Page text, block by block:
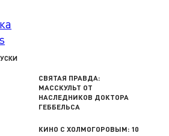
СВЯТАЯ ПРАВДА:
МАССКУЛЬТ ОТ
НАСЛЕДНИКОВ ДОКТОРА
ГЕББЕЛЬСА
КИНО С ХОЛМОГОРОВЫМ: 10